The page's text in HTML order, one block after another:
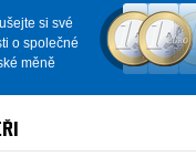
si své
o společné
měně